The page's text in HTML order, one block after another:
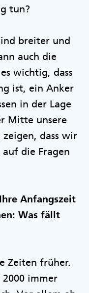
tun?
breiter und
auch die
wichtig, dass
ist, ein Anker
in der Lage
Mitte unsere
dass wir
die Fragen
Anfangszeit
Was fällt
Zeiten früher.
immer